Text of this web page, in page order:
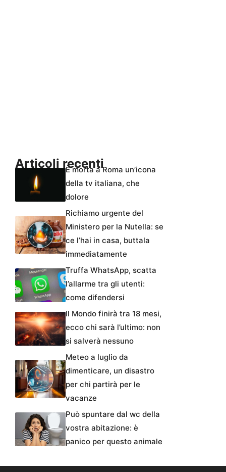
Articoli recentiÈ morta a Roma un’icona
della tv italiana, che
dolore
Richiamo urgente del
Ministero per la Nutella: se
ce l’hai in casa, buttala
immediatamente
Truffa WhatsApp, scatta
l’allarme tra gli utenti:
come difendersi
Il Mondo finirà tra 18 mesi,
ecco chi sarà l’ultimo: non
si salverà nessuno
Meteo a luglio da
dimenticare, un disastro
per chi partirà per le
vacanze
Può spuntare dal wc della
vostra abitazione: è
panico per questo animale